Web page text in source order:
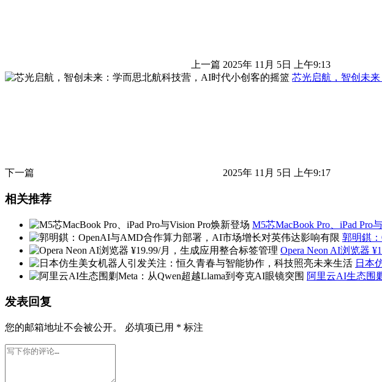
上一篇 2025年 11月 5日 上午9:13
芯光启航，智创未
下一篇 2025年 11月 5日 上午9:17
相关推荐
M5芯MacBook Pro、iPad Pro
郭明錤
Opera Neon AI浏览器
日本
阿里云AI生态围
发表回复
您的邮箱地址不会被公开。 必填项已用 * 标注